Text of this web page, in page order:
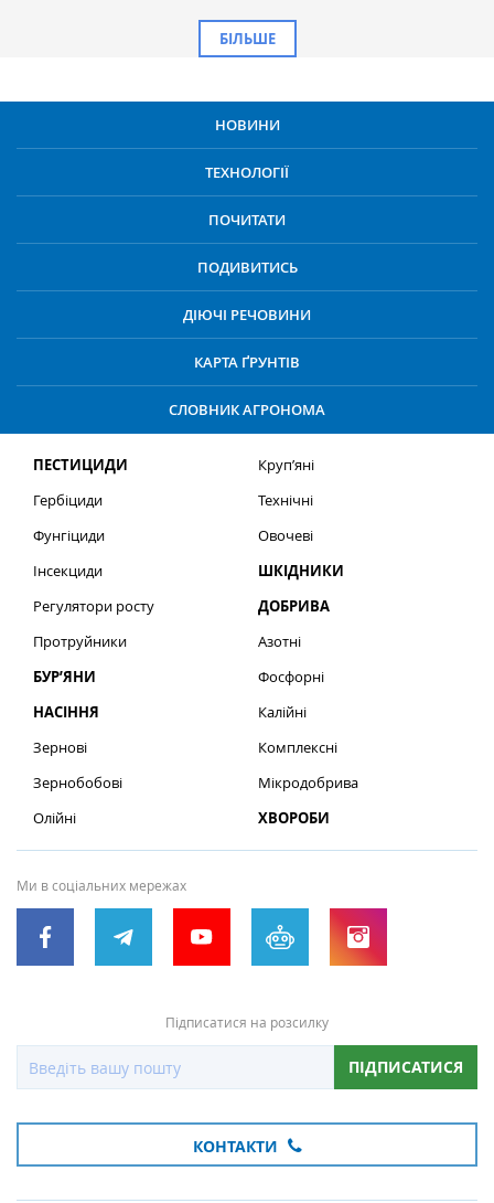
БІЛЬШЕ
НОВИНИ
ТЕХНОЛОГІЇ
ПОЧИТАТИ
ПОДИВИТИСЬ
ДІЮЧІ РЕЧОВИНИ
КАРТА ҐРУНТІВ
СЛОВНИК АГРОНОМА
ПЕСТИЦИДИ
Гербіциди
Фунгіциди
Інсекциди
Регулятори росту
Протруйники
БУР’ЯНИ
НАСІННЯ
Зернові
Зернобобові
Олійні
Круп’яні
Технічні
Овочеві
ШКІДНИКИ
ДОБРИВА
Азотні
Фосфорні
Калійні
Комплексні
Мікродобрива
ХВОРОБИ
Ми в соціальних мережах
Підписатися на розсилку
ПІДПИСАТИСЯ
КОНТАКТИ